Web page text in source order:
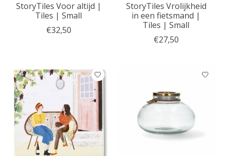
StoryTiles Voor altijd |
Tiles | Small
€32,50
StoryTiles Vrolijkheid
in een fietsmand |
Tiles | Small
€27,50